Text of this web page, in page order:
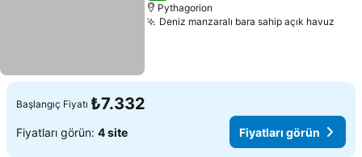
Pythagorion
Deniz manzaralı bara sahip açık havuz
Başlangıç Fiyatı ₺7.332
Fiyatları görün: 4 site Fiyatları görün